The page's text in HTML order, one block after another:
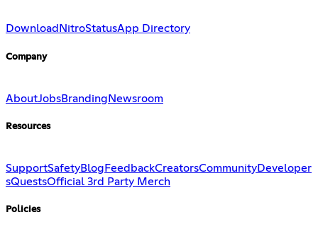
Download NitroStatusApp Directory
Company
AboutJobsBranding Newsroom
Resources
SupportSafetyBlog FeedbackCreatorsCommunityDeveloper
sQuestsOfficial 3rd Party Merch
Policies